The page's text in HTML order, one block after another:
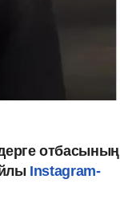
отбасының
Instagram-